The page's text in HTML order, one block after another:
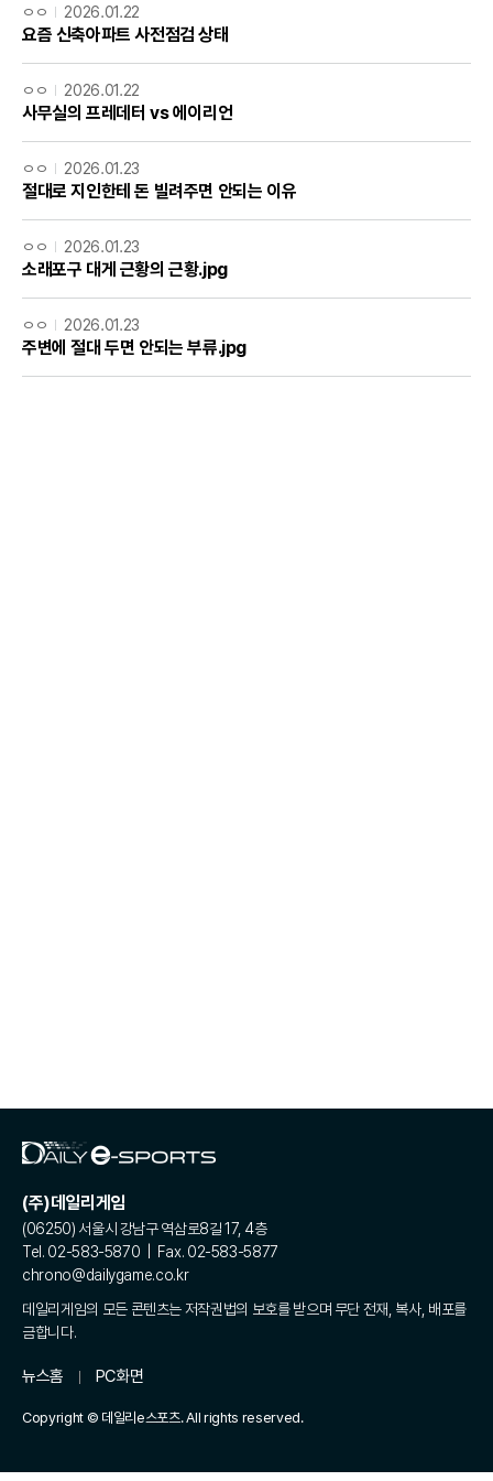
ㅇㅇ 2026.01.22
요즘 신축아파트 사전점검 상태
ㅇㅇ 2026.01.22
사무실의 프레데터 vs 에이리언
ㅇㅇ 2026.01.23
절대로 지인한테 돈 빌려주면 안되는 이유
ㅇㅇ 2026.01.23
소래포구 대게 근황의 근황.jpg
ㅇㅇ 2026.01.23
주변에 절대 두면 안되는 부류.jpg
(주)데일리게임
(06250) 서울시 강남구 역삼로8길 17, 4층
Tel. 02-583-5870 | Fax. 02-583-5877
chrono@dailygame.co.kr
데일리게임의 모든 콘텐츠는 저작권법의 보호를 받으며 무단 전재, 복사, 배포를
금합니다.
뉴스홈 PC화면
Copyright © 데일리e스포츠. All rights reserved.